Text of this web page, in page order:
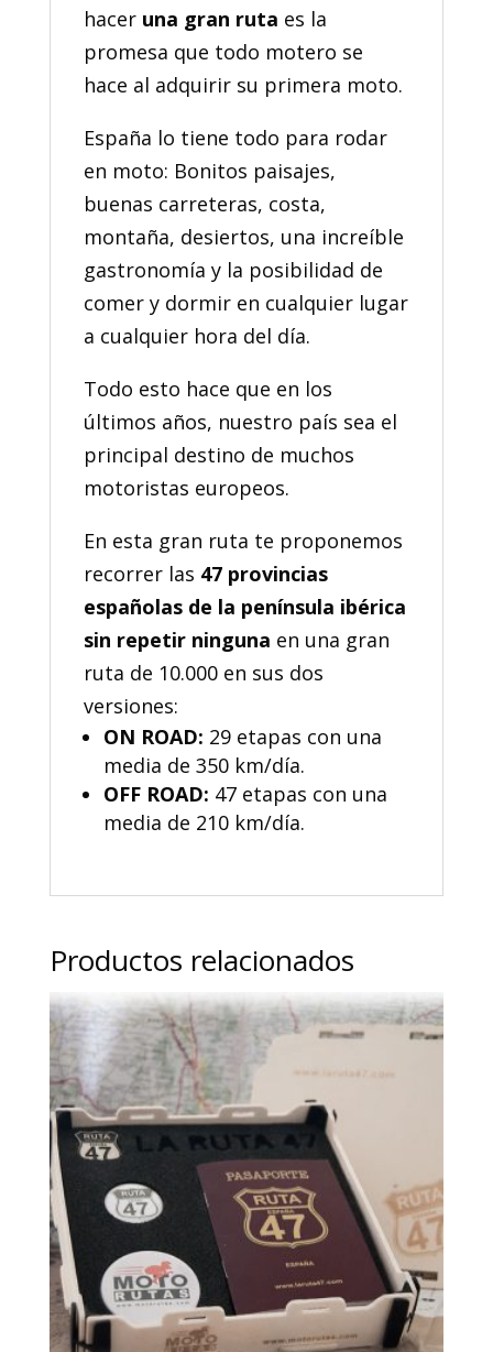
hacer una gran ruta es la
promesa que todo motero se
hace al adquirir su primera moto.
España lo tiene todo para rodar
en moto: Bonitos paisajes,
buenas carreteras, costa,
montaña, desiertos, una increíble
gastronomía y la posibilidad de
comer y dormir en cualquier lugar
a cualquier hora del día.
Todo esto hace que en los
últimos años, nuestro país sea el
principal destino de muchos
motoristas europeos.
En esta gran ruta te proponemos
recorrer las 47 provincias
españolas de la península ibérica
sin repetir ninguna en una gran
ruta de 10.000 en sus dos
versiones:
ON ROAD: 29 etapas con una
media de 350 km/día.
OFF ROAD: 47 etapas con una
media de 210 km/día.
Productos relacionados